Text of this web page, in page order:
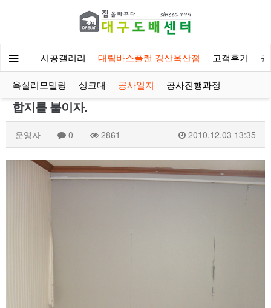
소개 시공갤러리 대림바스플랜 경산옥산점 고객후기
욕실리모델링 싱크대 공사일지 공사진행과정
합지를 붙이자.
운영자 0 2861 2010.12.03 13:35